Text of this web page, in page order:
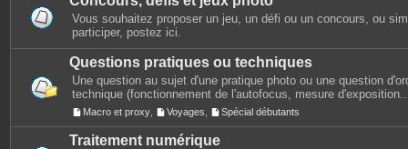
Vous souhaitez proposer un jeu, un défi ou un concours, ou
participer, postez ici.
Questions pratiques ou techniques
Une question au sujet d'une pratique photo ou une question
technique (fonctionnement de l'autofocus, mesure
Macro et proxy Voyages Spécial débutants
Traitement numérique